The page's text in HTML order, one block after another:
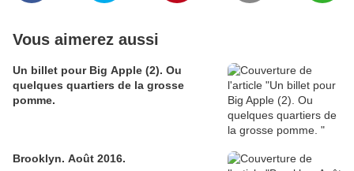
Vous aimerez aussi
Un billet pour Big Apple (2). Ou
quelques quartiers de la grosse
pomme.
Brooklyn. Août 2016.